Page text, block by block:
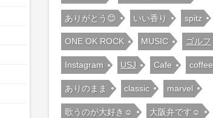
ありがとう😊 いい香り spitz
ONE OK ROCK MUSIC ゴルフ
Instagram USJ Cafe coffee
ありのまま classic marvel
歌うのが大好き☺️ 大阪弁です☺️